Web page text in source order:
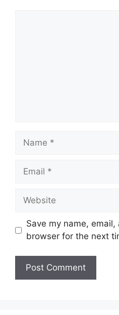
Name
Email
Website
Save my name,
browser for the next